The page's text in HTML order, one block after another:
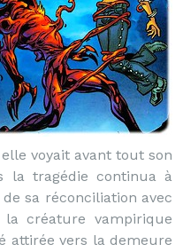
voyait avant tout son
la tragédie continua à
sa réconciliation avec
créature vampirique
attirée vers la demeure